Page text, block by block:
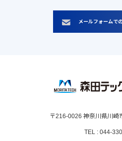
メールフォームで
〒216-0026 神奈川県川崎
TEL : 044-